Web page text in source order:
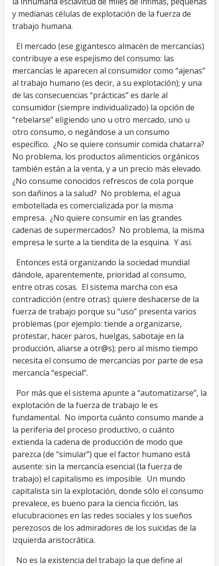
y medianas células de explotación de la fuerza de
trabajo humana.
El mercado (ese gigantesco almacén de mercancías)
contribuye a ese espejismo del consumo: las
mercancías le aparecen al consumidor como “ajenas”
al trabajo humano (es decir, a su explotación); y una
de las consecuencias “prácticas” es darle al
consumidor (siempre individualizado) la opción de
“rebelarse” eligiendo uno u otro mercado, uno u
otro consumo, o negándose a un consumo
específico. ¿No se quiere consumir comida chatarra?
No problema, los productos alimenticios orgánicos
también están a la venta, y a un precio más elevado.
¿No consume conocidos refrescos de cola porque
son dañinos a la salud? No problema, el agua
embotellada es comercializada por la misma
empresa. ¿No quiere consumir en las grandes
cadenas de supermercados? No problema, la misma
empresa le surte a la tiendita de la esquina. Y así.
Entonces está organizando la sociedad mundial
dándole, aparentemente, prioridad al consumo,
entre otras cosas. El sistema marcha con esa
contradicción (entre otras): quiere deshacerse de la
fuerza de trabajo porque su “uso” presenta varios
problemas (por ejemplo: tiende a organizarse,
protestar, hacer paros, huelgas, sabotaje en la
producción, aliarse a otr@s); pero al mismo tiempo
necesita el consumo de mercancías por parte de esa
mercancía “especial”.
Por más que el sistema apunte a “automatizarse”, la
explotación de la fuerza de trabajo le es
fundamental. No importa cuánto consumo mande a
la periferia del proceso productivo, o cuánto
extienda la cadena de producción de modo que
parezca (de “simular”) que el factor humano está
ausente: sin la mercancía esencial (la fuerza de
trabajo) el capitalismo es imposible. Un mundo
capitalista sin la explotación, donde sólo el consumo
prevalece, es bueno para la ciencia ficción, las
elucubraciones en las redes sociales y los sueños
perezosos de los admiradores de los suicidas de la
izquierda aristocrática.
No es la existencia del trabajo la que define al